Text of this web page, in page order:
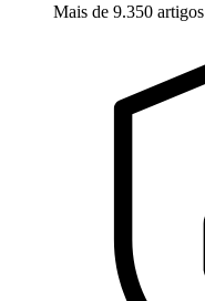
Mais de 9.350 artigos